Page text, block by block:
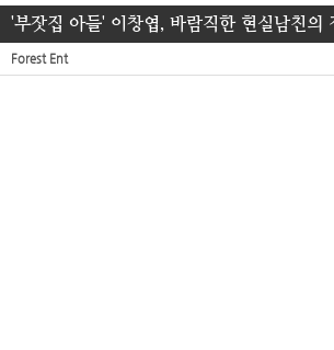
'부잣집 아들' 이창엽, 바람직한 현실남친의
Forest Ent